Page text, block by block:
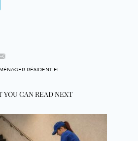
RÉSIDENTIEL
YOU CAN READ NEXT